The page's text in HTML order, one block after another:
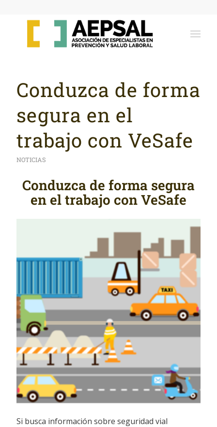
Conduzca de forma
segura en el
trabajo con VeSafe
NOTICIAS
Conduzca de forma segura
en el trabajo con VeSafe
Si busca información sobre seguridad vial